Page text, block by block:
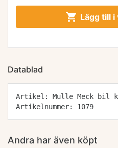
 Lägg till
Datablad
Artikel: Mulle Meck bil
Artikelnummer: 1079
Andra har även köpt